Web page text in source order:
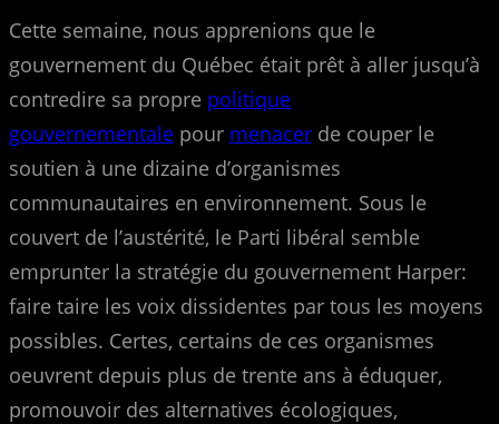
Cette semaine, nous apprenions que le
gouvernement du Québec était prêt à aller jusqu’à
contredire sa propre politique
gouvernementale pour menacer de couper le
soutien à une dizaine d’organismes
communautaires en environnement. Sous le
couvert de l’austérité, le Parti libéral semble
emprunter la stratégie du gouvernement Harper:
faire taire les voix dissidentes par tous les moyens
possibles. Certes, certains de ces organismes
oeuvrent depuis plus de trente ans à éduquer,
promouvoir des alternatives écologiques,